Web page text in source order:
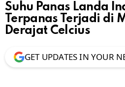
Suhu Panas Landa
Terpanas Terjadi di
Derajat Celcius
GET UPDATES IN YOUR